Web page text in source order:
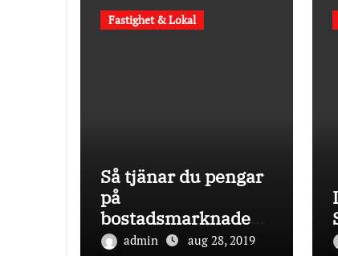
Fastighet & Lokal
Så tjänar du pengar
på
bostadsmarknaden i
Stockholm
admin aug 28, 2019